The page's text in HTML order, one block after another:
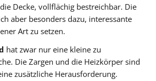
Decke, vollflächig bestreichbar. Die
aber besonders dazu, interessante
Art zu setzen.
hat zwar nur eine kleine zu
Die Zargen und die Heizkörper sind
zusätzliche Herausforderung.